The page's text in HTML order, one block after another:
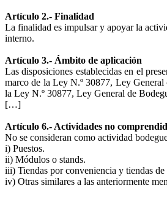
Artículo 2.- Finalidad
La finalidad es impulsar y apoyar la
interno.
Artículo 3.- Ámbito de aplicación
Las disposiciones establecidas en el
marco de la Ley N.º 30877, Ley General
la Ley N.º 30877, Ley General de
[…]
Artículo 6.- Actividades no
No se consideran como actividad
i) Puestos.
ii) Módulos o stands.
iii) Tiendas por conveniencia y tiendas de
iv) Otras similares a las anteriormente